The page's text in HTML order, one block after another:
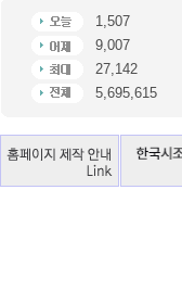
1,507
9,007
27,142
5,695,615